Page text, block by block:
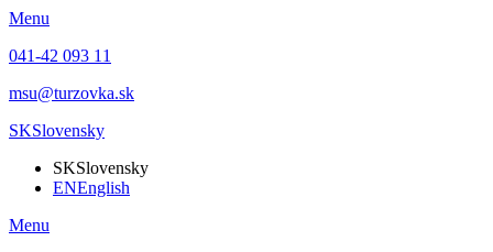
Menu
041-42 093 11
msu@turzovka.sk
SKSlovensky
SKSlovensky
ENEnglish
Menu